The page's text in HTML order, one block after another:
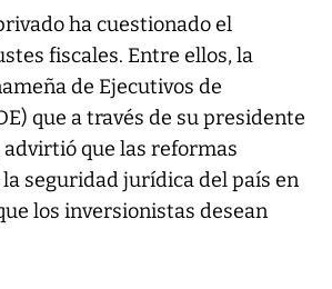
ha cuestionado el
fiscales. Entre ellos, la
de Ejecutivos de
que a través de su presidente
advirtió que las reformas
seguridad jurídica del país en
los inversionistas desean